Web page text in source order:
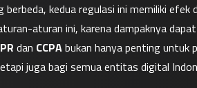
kedua regulasi ini memiliki efek
aturan ini, karena dampaknya
dan CCPA bukan hanya penting untuk
juga bagi semua entitas digital